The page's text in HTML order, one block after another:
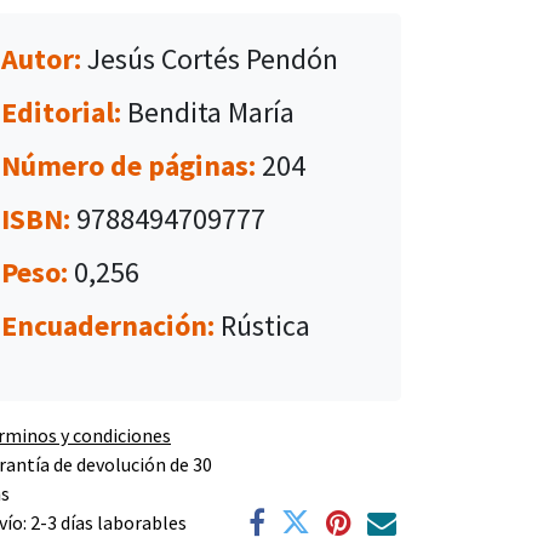
Autor:Jesús Cortés Pendón
Editorial: Bendita María
Número de páginas: 204
ISBN: 9788494709777
Peso: 0,256
Encuadernación: Rústica
y condiciones
de devolución de 30
2-3 días laborables